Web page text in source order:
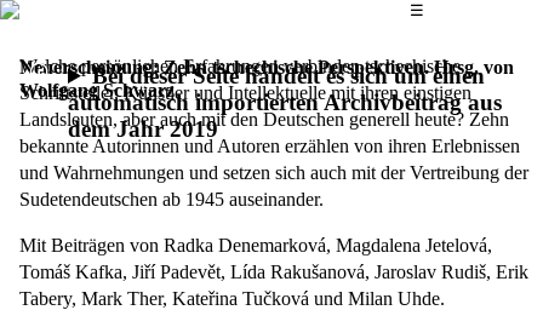
Das
☰
Bei dieser Seite handelt es sich um einen
automatisch importierten Archivbeitrag aus
dem Jahr 2019
Neuerscheinung: Zehn tschechische Perspektiven. Hrsg. von
Wolfgang Schwarz
Welche persönlichen Erfahrungen verbinden tschechische
Schriftsteller, Künstler und Intellektuelle mit ihren einstigen
Landsleuten, aber auch mit den Deutschen generell heute? Zehn
bekannte Autorinnen und Autoren erzählen von ihren Erlebnissen
und Wahrnehmungen und setzen sich auch mit der Vertreibung der
Sudetendeutschen ab 1945 auseinander.
Mit Beiträgen von Radka Denemarková, Magdalena Jetelová,
Tomáš Kafka, Jiří Padevět, Lída Rakušanová, Jaroslav Rudiš, Erik
Tabery, Mark Ther, Kateřina Tučková und Milan Uhde.